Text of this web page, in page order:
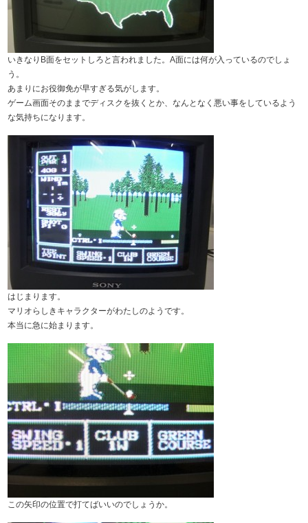
いきなりB面をセットしろと言われました。A面には何が入っているのでしょ
う。
あまりにお役御免が早すぎる気がします。
ゲーム画面そのままでディスクを抜くとか、なんとなく悪い事をしているよう
な気持ちになります。
はじまります。
マリオらしきキャラクターがわたしのようです。
本当に急に始まります。
この矢印の位置で打てばいいのでしょうか。